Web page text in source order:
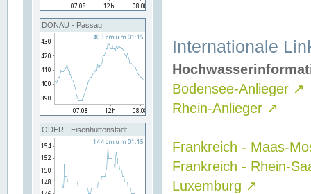
DONAU - Passau
ODER - Eisenhüttenstadt
Internationale
Bodensee-Anlieger ↗
Rhein-Anlieger ↗
Frankreich - Maas-
Frankreich - Rhein-
Luxemburg ↗